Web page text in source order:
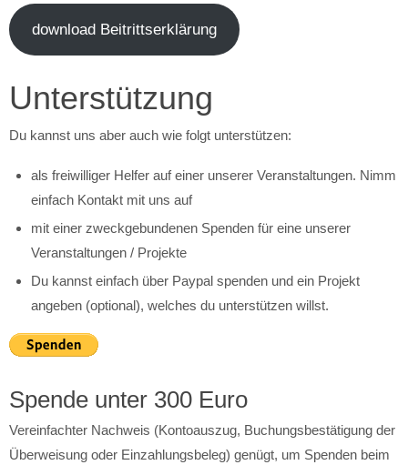
download Beitrittserklärung
Unterstützung
Du kannst uns aber auch wie folgt unterstützen:
als freiwilliger Helfer auf einer unserer Veranstaltungen. Nimm
einfach Kontakt mit uns auf
mit einer zweckgebundenen Spenden für eine unserer
Veranstaltungen / Projekte
Du kannst einfach über Paypal spenden und ein Projekt
angeben (optional), welches du unterstützen willst.
Spende unter 300 Euro
Vereinfachter Nachweis (Kontoauszug, Buchungsbestätigung der
Überweisung oder Einzahlungsbeleg) genügt, um Spenden beim